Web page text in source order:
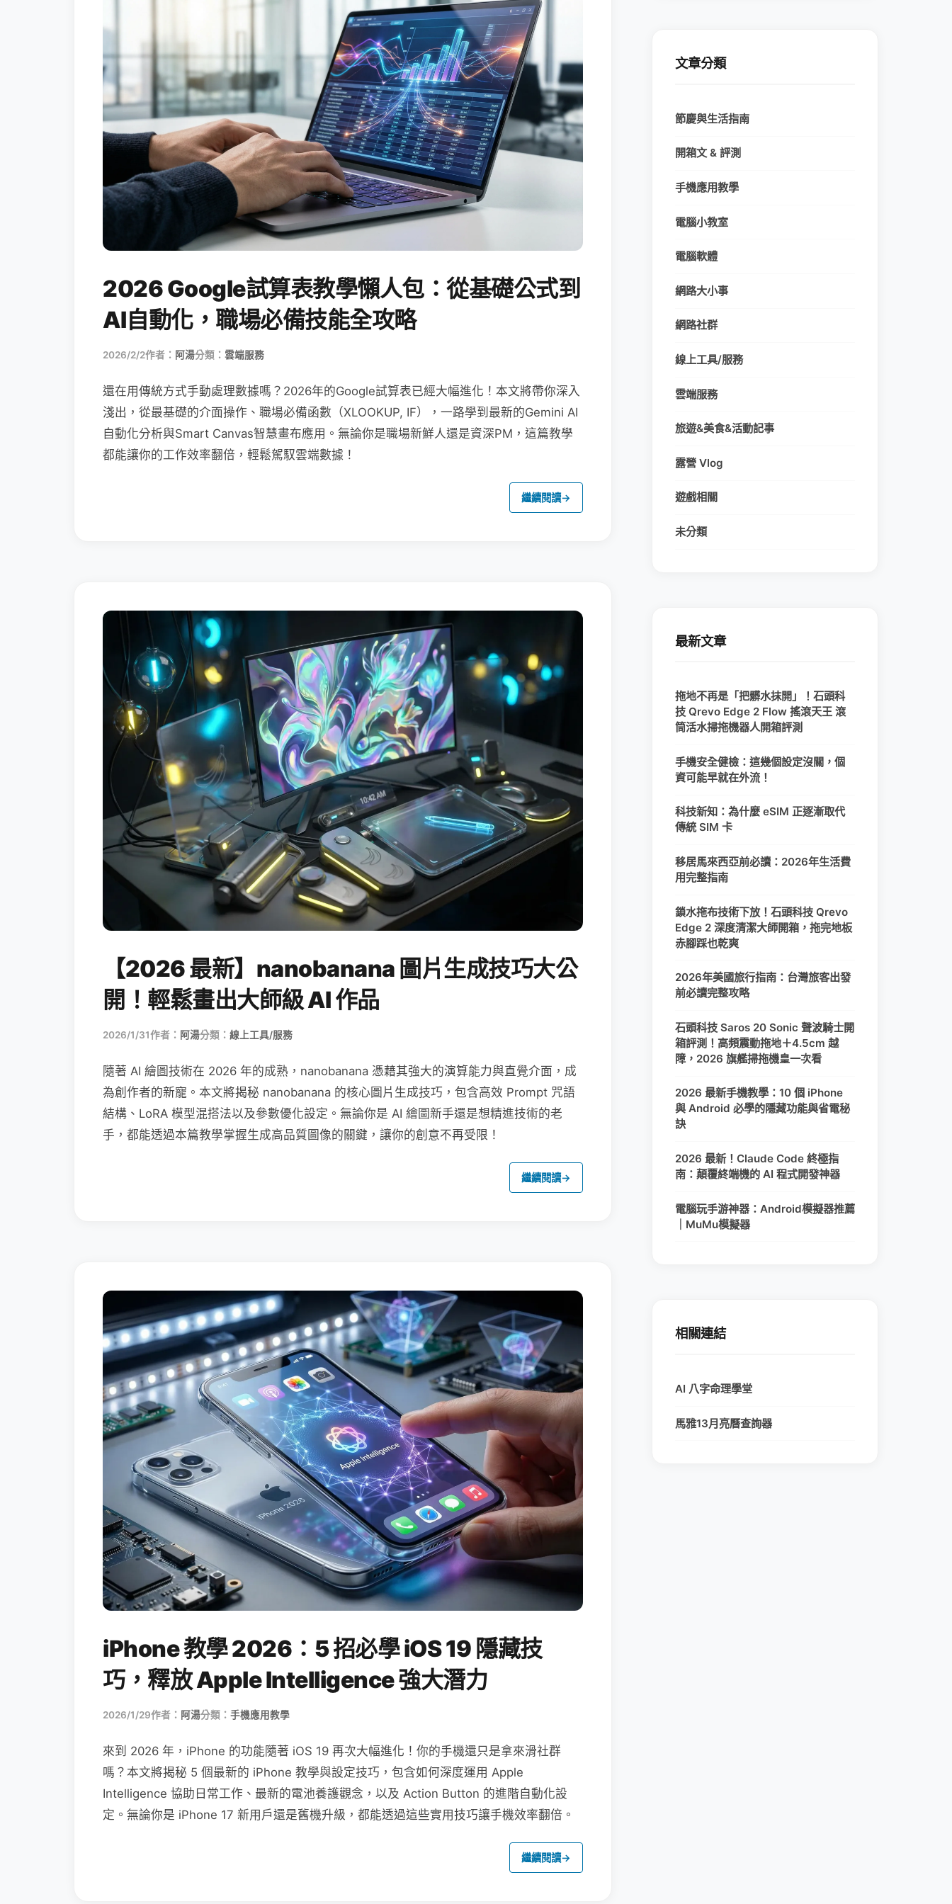
2026 Google試算表教學懶人包：從基礎公式到
AI自動化，職場必備技能全攻略
2026/2/2作者： 阿湯分類： 雲端服務
還在用傳統方式手動處理數據嗎？2026年的Google試算表已經大幅進化！本文將帶你深入
淺出，從最基礎的介面操作、職場必備函數（XLOOKUP, IF），一路學到最新的Gemini AI
自動化分析與Smart Canvas智慧畫布應用。無論你是職場新鮮人還是資深PM，這篇教學
都能讓你的工作效率翻倍，輕鬆駕馭雲端數據！
繼續閱讀→
【2026 最新】nanobanana 圖片生成技巧大公
開！輕鬆畫出大師級 AI 作品
2026/1/31作者： 阿湯分類： 線上工具/服務
隨著 AI 繪圖技術在 2026 年的成熟，nanobanana 憑藉其強大的演算能力與直覺介面，成
為創作者的新寵。本文將揭秘 nanobanana 的核心圖片生成技巧，包含高效 Prompt 咒語
結構、LoRA 模型混搭法以及參數優化設定。無論你是 AI 繪圖新手還是想精進技術的老
手，都能透過本篇教學掌握生成高品質圖像的關鍵，讓你的創意不再受限！
繼續閱讀→
iPhone 教學 2026：5 招必學 iOS 19 隱藏技
巧，釋放 Apple Intelligence 強大潛力
2026/1/29作者： 阿湯分類： 手機應用教學
來到 2026 年，iPhone 的功能隨著 iOS 19 再次大幅進化！你的手機還只是拿來滑社群
嗎？本文將揭秘 5 個最新的 iPhone 教學與設定技巧，包含如何深度運用 Apple
Intelligence 協助日常工作、最新的電池養護觀念，以及 Action Button 的進階自動化設
定。無論你是 iPhone 17 新用戶還是舊機升級，都能透過這些實用技巧讓手機效率翻倍。
繼續閱讀→
文章分類
節慶與生活指南
開箱文 & 評測
手機應用教學
電腦小教室
電腦軟體
網路大小事
網路社群
線上工具/服務
雲端服務
旅遊&美食&活動記事
露營 Vlog
遊戲相關
未分類
最新文章
拖地不再是「把髒水抹開」！石頭科
技 Qrevo Edge 2 Flow 搖滾天王 滾
筒活水掃拖機器人開箱評測
手機安全健檢：這幾個設定沒關，個
資可能早就在外流！
科技新知：為什麼 eSIM 正逐漸取代
傳統 SIM 卡
移居馬來西亞前必讀：2026年生活費
用完整指南
鎖水拖布技術下放！石頭科技 Qrevo
Edge 2 深度清潔大師開箱，拖完地板
赤腳踩也乾爽
2026年美國旅行指南：台灣旅客出發
前必讀完整攻略
石頭科技 Saros 20 Sonic 聲波騎士開
箱評測！高頻震動拖地＋4.5cm 越
障，2026 旗艦掃拖機皇一次看
2026 最新手機教學：10 個 iPhone
與 Android 必學的隱藏功能與省電秘
訣
2026 最新！Claude Code 終極指
南：顛覆終端機的 AI 程式開發神器
電腦玩手游神器：Android模擬器推薦
｜MuMu模擬器
相關連結
AI 八字命理學堂
馬雅13月亮曆查詢器